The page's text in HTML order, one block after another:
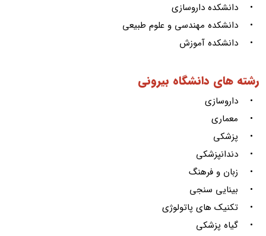
• دانشکده داروسازی
• دانشکده مهندسی و علوم طبیعی
• دانشکده آموزش
رشته های دانشگاه بیرونی
• داروسازی
• معماری
• پزشکی
• دندانپزشکی
• زبان و فرهنگ
• بینایی سنجی
• تکنیک های پاتولوژی
• گیاه پزشکی